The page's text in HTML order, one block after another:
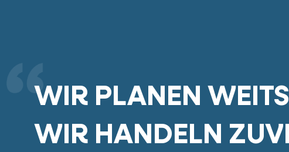
WIR PLANEN
WIR HANDELN